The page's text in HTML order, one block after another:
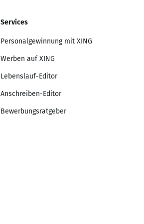
Services
Personalgewinnung mit XING
Werben auf XING
Lebenslauf-Editor
Anschreiben-Editor
Bewerbungsratgeber